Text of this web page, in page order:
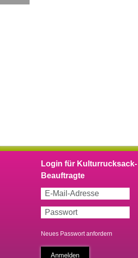
Neues Passwort anfordern